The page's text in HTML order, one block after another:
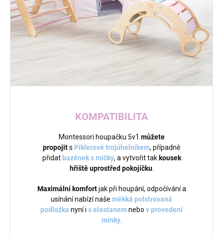
KOMPATIBILITA
Montessori houpačku 5v1 můžete
propojits Piklerové trojúhelníkem, případně
přidat bazének s míčky, a vytvořit tak kousek
hřiště uprostřed pokojíčku.
Maximální komfortjak při houpání, odpočívání a
usínání nabízí naše měkká polstrovaná
podložka nyní i s elastanemnebo v provedení
minky.